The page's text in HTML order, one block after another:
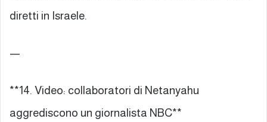
diretti in Israele.
—
**14. Video: collaboratori di Netanyahu
aggrediscono un giornalista NBC**